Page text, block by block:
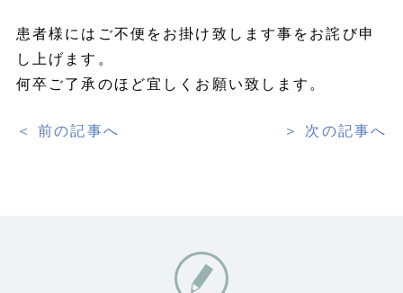
患者様にはご不便をお掛け致します事をお詫び申
し上げます。
何卒ご了承のほど宜しくお願い致します。
＜ 前の記事へ ＞ 次の記事へ